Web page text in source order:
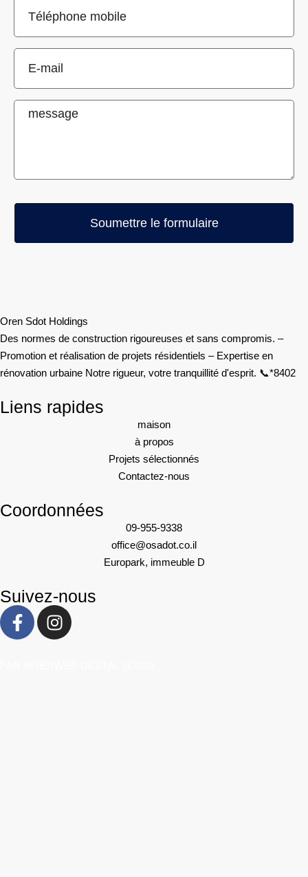
Soumettre le formulaire
Oren Sdot Holdings
Des normes de construction rigoureuses et sans compromis. –
Promotion et réalisation de projets résidentiels – Expertise en
rénovation urbaine Notre rigueur, votre tranquillité d'esprit. 📞*8402
Liens rapides
maison
à propos
Projets sélectionnés
Contactez-nous
Coordonnées
09-955-9338
office@osadot.co.il
Europark, immeuble D
Suivez-nous